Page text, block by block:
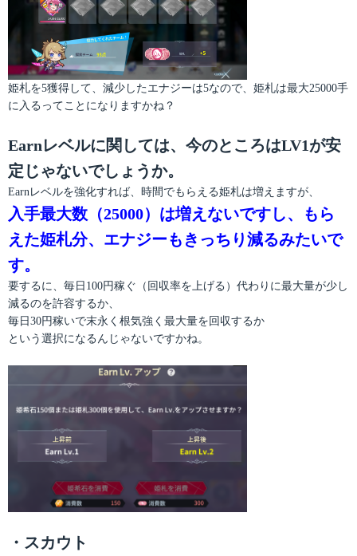
姫札を5獲得して、減少したエナジーは5なので、姫札は最大25000手
に入るってことになりますかね？
Earnレベルに関しては、今のところはLV1が安
定じゃないでしょうか。
Earnレベルを強化すれば、時間でもらえる姫札は増えますが、
入手最大数（25000）は増えないですし、もら
えた姫札分、エナジーもきっちり減るみたいで
す。
要するに、毎日100円稼ぐ（回収率を上げる）代わりに最大量が少し
減るのを許容するか、
毎日30円稼いで末永く根気強く最大量を回収するか
という選択になるんじゃないですかね。
・スカウト